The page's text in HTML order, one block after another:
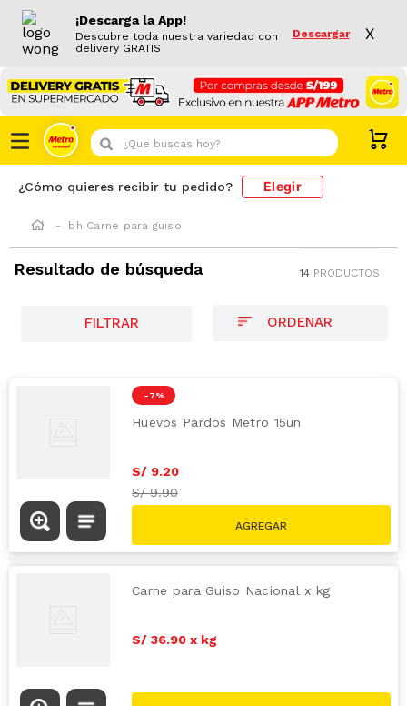
¡Descarga la App!
Descubre toda nuestra variedad con
delivery GRATIS
Descargar X
¿Que buscas hoy?
¿Cómo quieres recibir tu pedido? Elegir
bh Carne para guiso
Resultado de búsqueda 14 PRODUCTOS
FILTRAR
-7 %
Huevos Pardos Metro 15un
S/ 9.20
S/9.90
Carne para Guiso Nacional x kg
S/ 36.90 x kg